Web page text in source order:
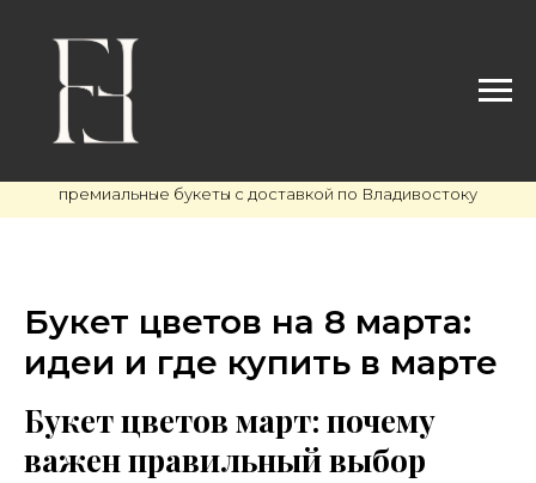
премиальные букеты с доставкой по Владивостоку
Букет цветов на 8 марта:
идеи и где купить в марте
Букет цветов март: почему
важен правильный выбор